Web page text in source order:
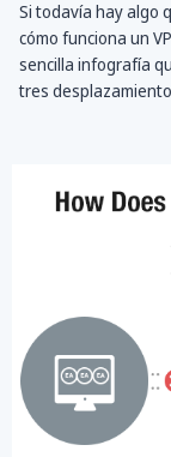
Si todavía hay algo
cómo funciona un
sencilla infografía
tres